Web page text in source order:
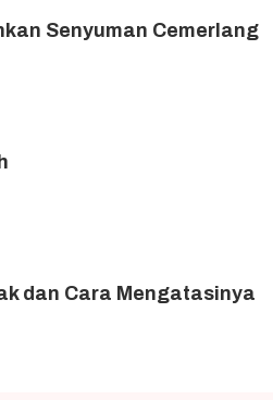
Senyuman Cemerlang
dan Cara Mengatasinya